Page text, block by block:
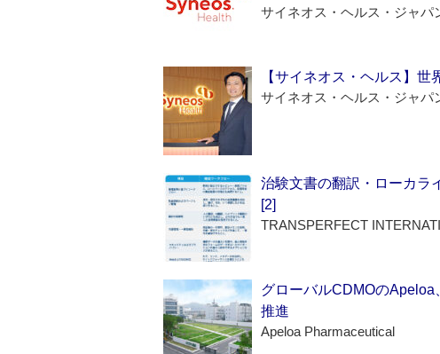
サイネオス・ヘルス・ジャパ
【サイネオス・ヘルス】
サイネオス・ヘルス・ジャパ
治験文書の翻訳・ローカラ
[2]
TRANSPERFECT
グローバルCDMOの
推進
Apeloa Pharmaceutical